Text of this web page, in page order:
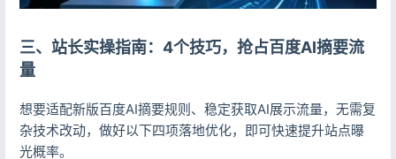
三、站长实操指南：4个技巧，抢占百度AI摘要流
量
想要适配新版百度AI摘要规则、稳定获取AI展示流量，无需复
杂技术改动，做好以下四项落地优化，即可快速提升站点曝
光概率。